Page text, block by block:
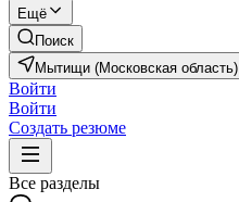
Ещё
Поиск
Мытищи (Московская область)
Войти
Войти
Создать резюме
Все разделы